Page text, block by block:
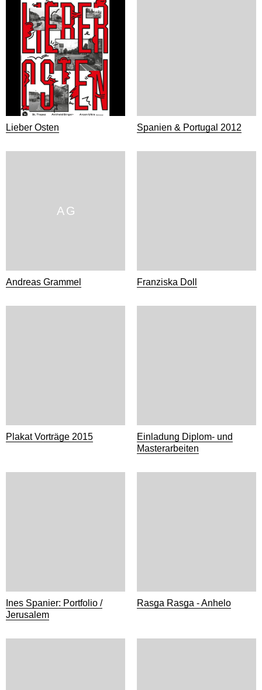
Lieber Osten Spanien & Portugal 2012
A G
Andreas Grammel Franziska Doll
Plakat Vorträge 2015
Einladung Diplom- und
Masterarbeiten
Ines Spanier: Portfolio /
Jerusalem
Rasga Rasga - Anhelo